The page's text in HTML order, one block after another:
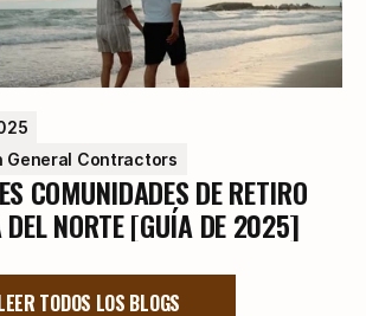
General Contractors
COMUNIDADES DE RETIRO
DEL NORTE [GUÍA DE 2025]
TODOS LOS BLOGS